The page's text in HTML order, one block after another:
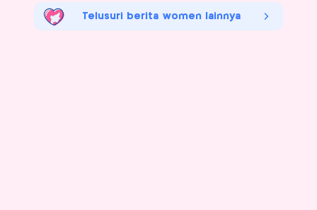
Telusuri berita women lainnya